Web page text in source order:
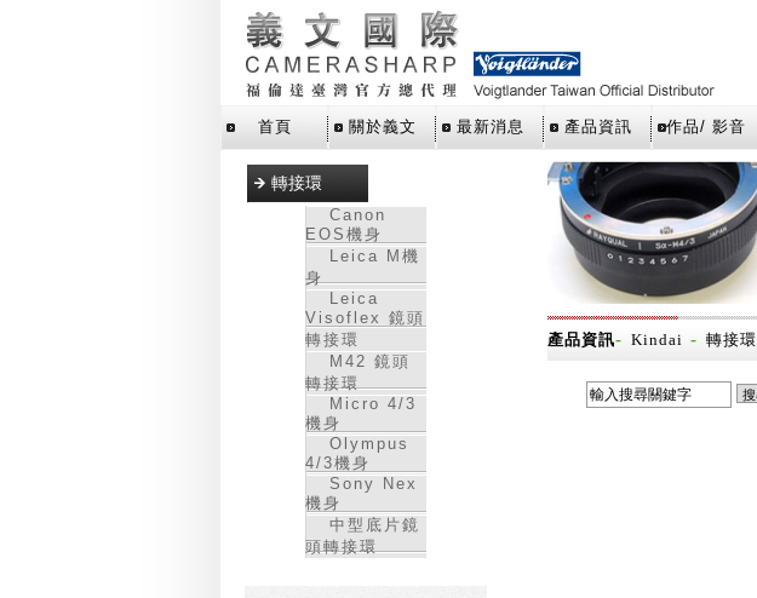
首頁 關於義文 最新消息 產品資訊 作品/ 影音
轉接環
Canon
EOS機身
Leica M機
身
Leica
Visoflex 鏡頭
轉接環
M42 鏡頭
轉接環
Micro 4/3
機身
Olympus
4/3機身
Sony Nex
機身
中型底片鏡
頭轉接環
產品資訊- Kindai - 轉接環